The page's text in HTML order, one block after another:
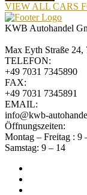
VIEW ALL CARS
KWB Autohandel
Max Eyth Straße 24,
TELEFON:
+49 7031 7345890
FAX:
+49 7031 7345891
EMAIL:
info@kwb-
Öffnungszeiten:
Montag – Freitag : 9
Samstag: 9 – 14